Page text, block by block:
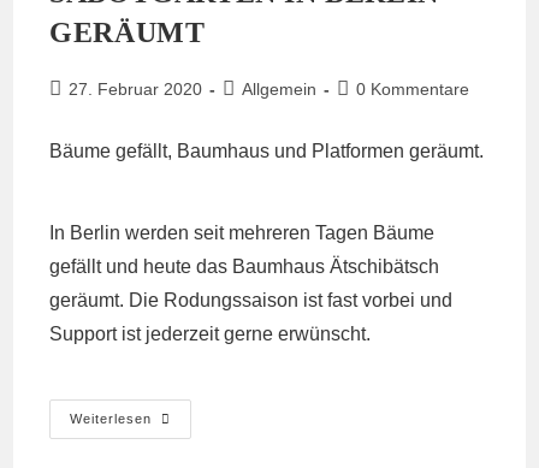
GERÄUMT
Beitrag
27. Februar 2020
Beitrags-
Allgemein
Beitrags-
0 Kommentare
Bäume gefällt, Baumhaus und Platformen geräumt.
In Berlin werden seit mehreren Tagen Bäume
gefällt und heute das Baumhaus Ätschibätsch
geräumt. Die Rodungssaison ist fast vorbei und
Support ist jederzeit gerne erwünscht.
Weiterlesen
Ätschibätsch
Im